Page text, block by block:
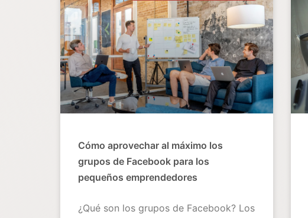
Cómo aprovechar al máximo los
grupos de Facebook para los
pequeños emprendedores
¿Qué son los grupos de Facebook? Los